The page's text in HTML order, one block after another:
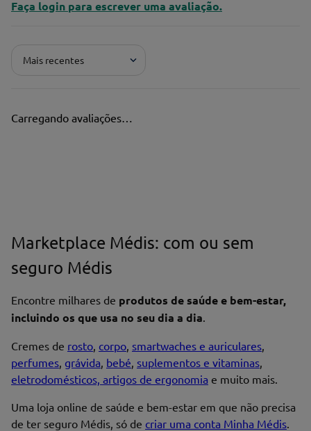
Faça login para escrever uma avaliação.
Mais recentes
Carregando avaliações…
Marketplace Médis: com ou sem
seguro Médis
Encontre milhares de produtos de saúde e bem-estar,
incluindo os que usa no seu dia a dia.
Cremes de rosto, corpo, smartwaches e auriculares,
perfumes, grávida, bebé, suplementos e vitaminas,
eletrodomésticos, artigos de ergonomia e muito mais.
Uma loja online de saúde e bem-estar em que não precisa
de ter seguro Médis, só de criar uma conta Minha Médis.